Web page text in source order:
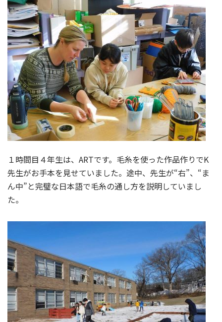
１時間目４年生は、ARTです。毛糸を使った作品作りでK
先生がお手本を見せていました。途中、先生が“右”、“ま
ん中”と完璧な日本語で毛糸の通し方を説明していまし
た。